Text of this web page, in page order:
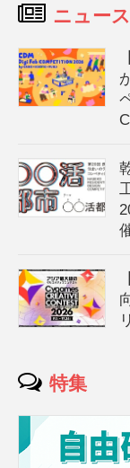
ニュース
特集